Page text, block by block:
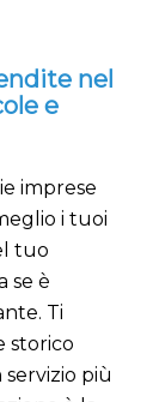
nel
e
imprese
i tuoi
tuo
se è
Ti
storico
più